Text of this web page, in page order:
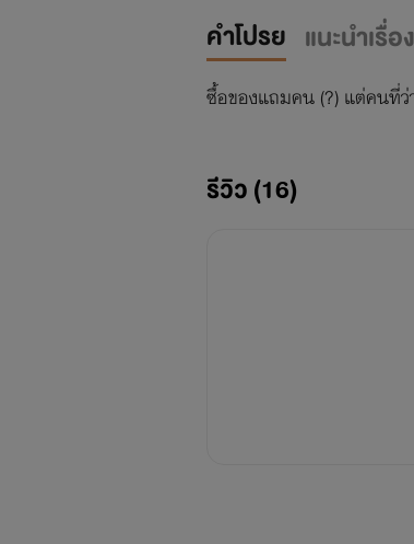
คำโปรย แนะนำเรื่อง
ซื้อของแถมคน (?) แต่คนที่ว่
รีวิว (16)